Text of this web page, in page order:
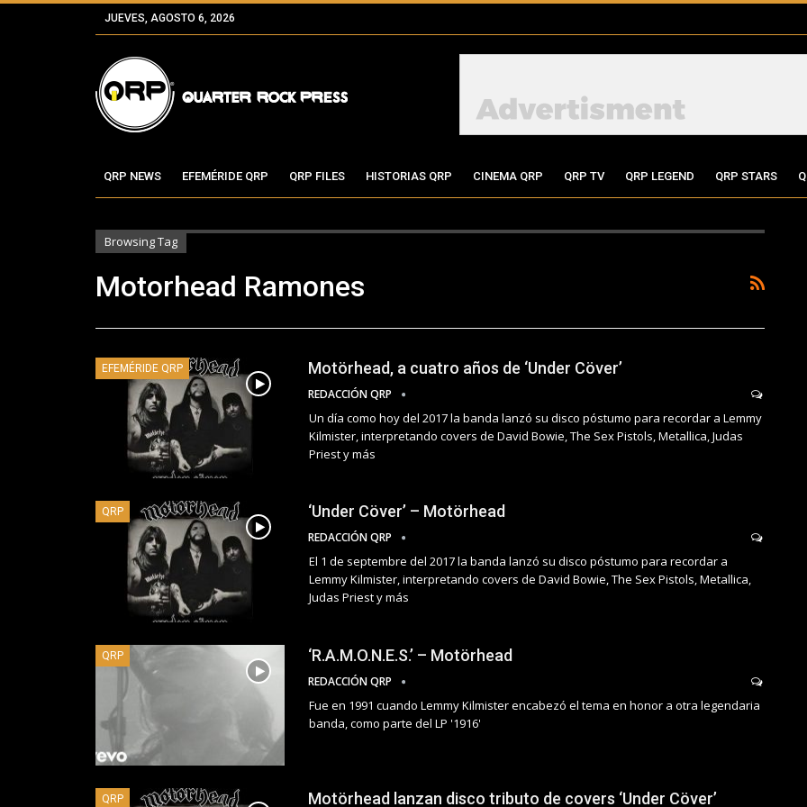
JUEVES, AGOSTO 6, 2026
QRP NEWS EFEMÉRIDE QRP QRP FILES HISTORIAS QRP CINEMA QRP QRP TV QRP LEGEND QRP STARS
Browsing Tag
Motorhead Ramones
EFEMÉRIDE QRP Motörhead, a cuatro años de ‘Under Cöver’
REDACCIÓN QRP
Un día como hoy del 2017 la banda lanzó su disco póstumo para recordar a Lemmy
Kilmister, interpretando covers de David Bowie, The Sex Pistols, Metallica, Judas
Priest y más
QRP ‘Under Cöver’ – Motörhead
REDACCIÓN QRP
El 1 de septembre del 2017 la banda lanzó su disco póstumo para recordar a
Lemmy Kilmister, interpretando covers de David Bowie, The Sex Pistols, Metallica,
Judas Priest y más
QRP ‘R.A.M.O.N.E.S.’ – Motörhead
REDACCIÓN QRP
Fue en 1991 cuando Lemmy Kilmister encabezó el tema en honor a otra legendaria
banda, como parte del LP '1916'
QRP Motörhead lanzan disco tributo de covers ‘Under Cöver’